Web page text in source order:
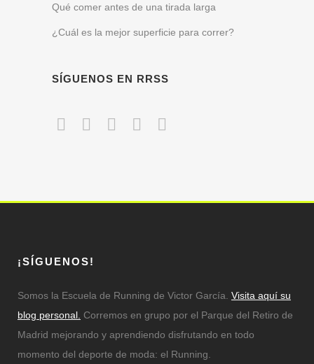
Qué comer antes de una tirada larga
¿Cuál es la mejor superficie para correr?
SÍGUENOS EN RRSS
¡SÍGUENOS!
Somos la Escuela de Running de Victor García. Visita aquí su
blog personal. Corremos en grupo por el Parque del Retiro de
Madrid mejorando y aprendiendo disfrutando en todo
momento del deporte de moda: el Running.